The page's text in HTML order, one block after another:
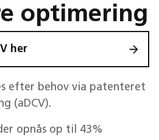
optimering
her
efter behov via patenteret
(aDCV).
opnås op til 43%